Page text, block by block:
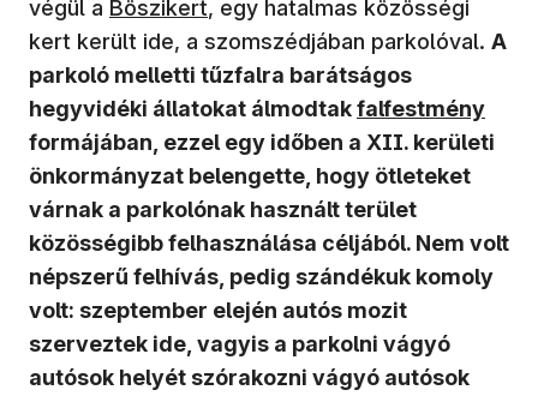
végül a (új ablakban nyílik meg)
Böszikert, egy hatalmas közösségi
kert került ide, a szomszédjában parkolóval. A
parkoló melletti tűzfalra barátságos
hegyvidéki állatokat álmodtakfalfestmény
formájában, ezzel egy időben a XII. kerületi
önkormányzat belengette, hogy ötleteket
várnak a parkolónak használt terület
közösségibb felhasználása céljából. Nem volt
népszerű felhívás, pedig szándékuk komoly
volt: szeptember elején autós mozit
szerveztek ide, vagyis a parkolni vágyó
autósok helyét szórakozni vágyó autósok